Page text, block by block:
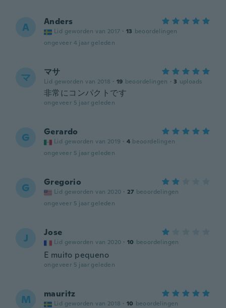
A Anders
Lid geworden van 2017 · 13 beoordelingen
ongeveer 4 jaar geleden
マ マサ
Lid geworden van 2018 · 19 beoordelingen · 3 uploads
非常にコンパクトです
ongeveer 5 jaar geleden
G Gerardo
Lid geworden van 2019 · 4 beoordelingen
ongeveer 5 jaar geleden
G Gregorio
Lid geworden van 2020 · 27 beoordelingen
ongeveer 5 jaar geleden
J Jose
Lid geworden van 2020 · 10 beoordelingen
E muito pequeno
ongeveer 5 jaar geleden
M mauritz
Lid geworden van 2018 · 10 beoordelingen